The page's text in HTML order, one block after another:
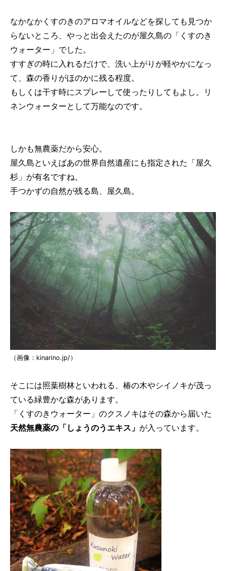
なかなかくすのきのアロマオイルなどを探しても見つか
らないところ、やっと出会えたのが屋久島の「くすのき
ウォーター」でした。
すすぎの時に入れるだけで、洗い上がりが軽やかになっ
て、森の香りがほのかに残る程度。
もしくは干す時にスプレーして使ったりしてもよし。リ
ネンウォーターとして万能なのです。
しかも無農薬だから安心。
屋久島といえばあの世界自然遺産にも指定された「屋久
杉」が有名ですね。
手つかずの自然が残る島、屋久島。
（画像：kinarino.jp/）
そこには照葉樹林といわれる、椿の木やシイノキが茂っ
ている緑豊かな森があります。
「くすのきウォーター」のクスノキはその森から届いた
天然無農薬の「しょうのうエキス」 が入っています。